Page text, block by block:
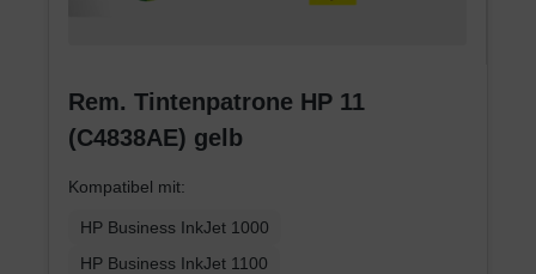
Rem. Tintenpatrone HP 11
(C4838AE) gelb
Kompatibel mit:
HP Business InkJet 1000
HP Business InkJet 1100